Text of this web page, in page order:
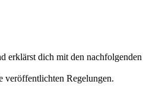
erklärst dich mit den nachfolgenden
veröffentlichten Regelungen.